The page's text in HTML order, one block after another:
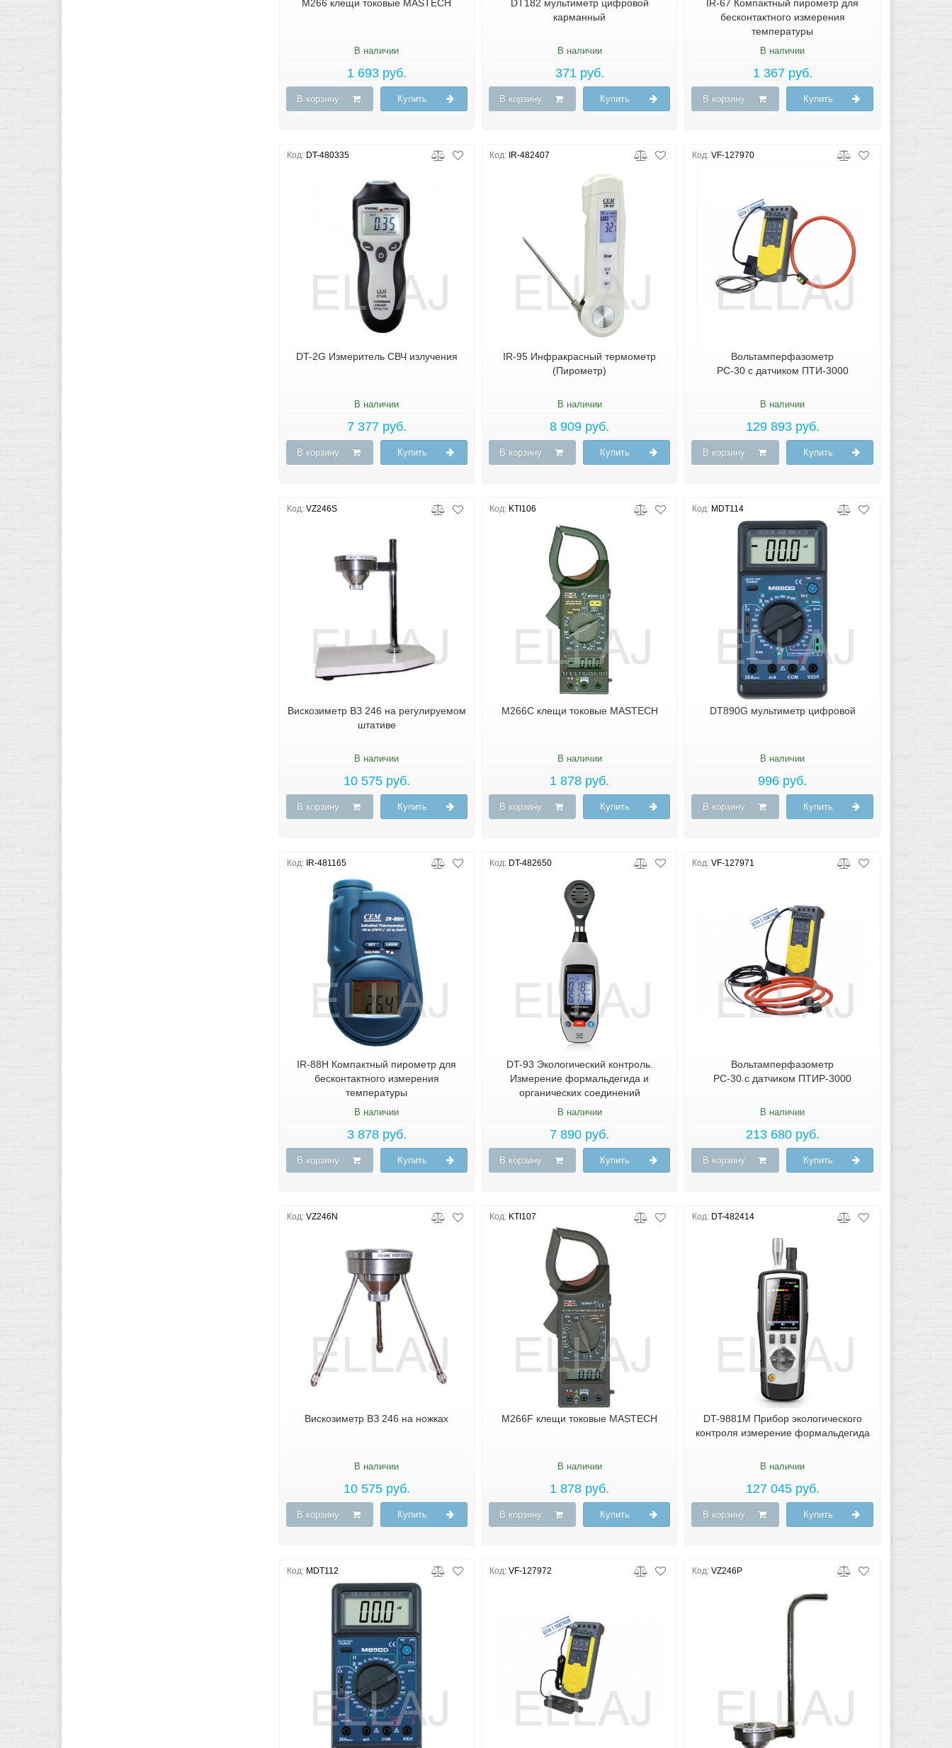
M266 клещи токовые MASTECH
В наличии
1 693 руб.
В корзину Купить
DT182 мультиметр цифровой
карманный
В наличии
371 руб.
В корзину Купить
IR-67 Компактный пирометр для
бесконтактного измерения
температуры
В наличии
1 367 руб.
В корзину Купить
Код: DT-480335
DT-2G Измеритель СВЧ излучения
В наличии
7 377 руб.
В корзину Купить
Код: IR-482407
IR-95 Инфракрасный термометр
(Пирометр)
В наличии
8 909 руб.
В корзину Купить
Код:VF-127970
Вольтамперфазометр
РС-30 с датчиком ПТИ-3000
В наличии
129 893 руб.
В корзину Купить
Код: VZ246S
Вискозиметр ВЗ 246 на регулируемом
штативе
В наличии
10 575 руб.
В корзину Купить
Код: KTI106
M266C клещи токовые MASTECH
В наличии
1 878 руб.
В корзину Купить
Код: MDT114
DT890G мультиметр цифровой
В наличии
996 руб.
В корзину Купить
Код: IR-481165
IR-88H Компактный пирометр для
бесконтактного измерения
температуры
В наличии
3 878 руб.
В корзину Купить
Код: DT-482650
DT-93 Экологический контроль.
Измерение формальдегида и
органических соединений
В наличии
7 890 руб.
В корзину Купить
Код:VF-127971
Вольтамперфазометр
РС-30 с датчиком ПТИР-3000
В наличии
213 680 руб.
В корзину Купить
Код: VZ246N
Вискозиметр ВЗ 246 на ножках
В наличии
10 575 руб.
В корзину Купить
Код: KTI107
M266F клещи токовые MASTECH
В наличии
1 878 руб.
В корзину Купить
Код: DT-482414
DT-9881M Прибор экологического
контроля измерение формальдегида
В наличии
127 045 руб.
В корзину Купить
Код: MDT112 Код: VF-127972 Код:VZ246P